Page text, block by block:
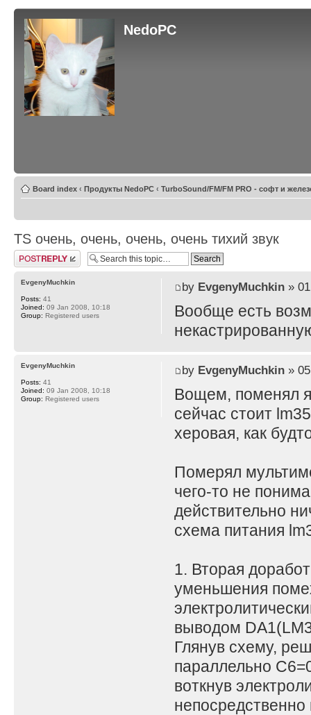
NedoPC
Board index ‹ Продукты NedoPC ‹ TurboSound/FM/FM PRO - софт и
TS очень, очень, очень, очень тихий звук
Post a reply
by EvgenyMuchkin» 01
Вообще есть
EvgenyMuchkin
Posts: 41
Joined: 09 Jan 2008, 10:18
Group: Registered users
by EvgenyMuchkin» 05
Вощем, поменял
сейчас стоит
херовая, как
Померял
чего-то не
действительно
схема питания
1. Вторая
уменьшения
выводом
Глянув схему,
параллельно
воткнув
EvgenyMuchkin
Posts: 41
Joined: 09 Jan 2008, 10:18
Group: Registered users